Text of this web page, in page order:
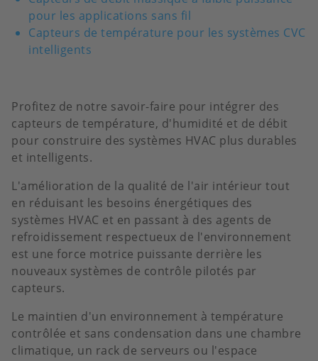
Profitez de notre savoir-faire pour intégrer des
capteurs de température, d'humidité et de débit
pour construire des systèmes HVAC plus durables
et intelligents.
L'amélioration de la qualité de l'air intérieur tout
en réduisant les besoins énergétiques des
systèmes HVAC et en passant à des agents de
refroidissement respectueux de l'environnement
est une force motrice puissante derrière les
nouveaux systèmes de contrôle pilotés par
capteurs.
Le maintien d'un environnement à température
contrôlée et sans condensation dans une chambre
climatique, un rack de serveurs ou l'espace
pour les applications sans fil
Capteurs de température pour les systèmes CVC
intelligents